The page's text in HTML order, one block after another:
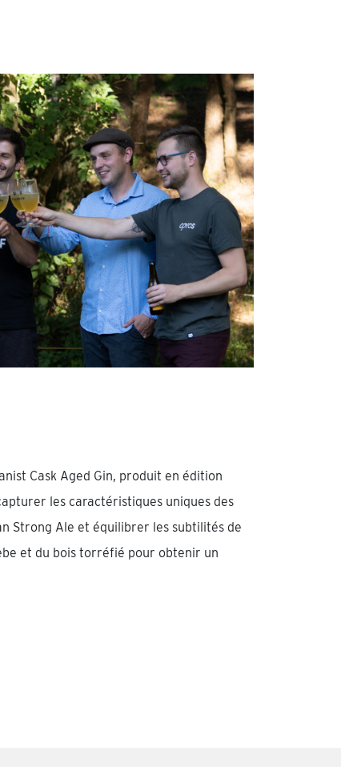
Cask Aged Gin, produit en édition
les caractéristiques uniques des
Strong Ale et équilibrer les subtilités de
et du bois torréfié pour obtenir un